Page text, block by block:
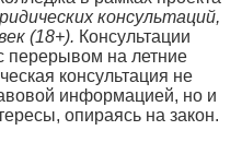
консультаций,
(18+). Консультации
перерывом на летние
консультация не
информацией, но и
опираясь на закон.